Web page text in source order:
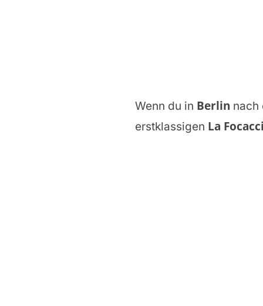
Wenn du in Berlin nach
erstklassigen La